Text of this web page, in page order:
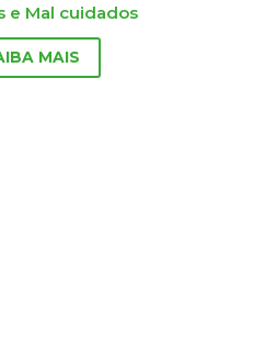
e Mal cuidados
MAIS